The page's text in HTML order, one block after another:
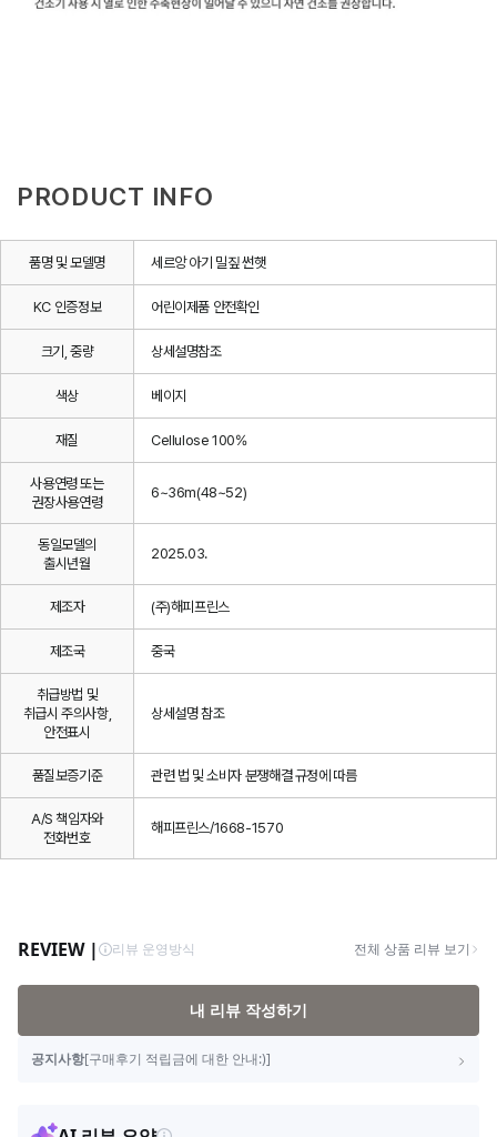
PRODUCT INFO
품명 및 모델명 세르앙 아기 밀짚 썬햇
KC 인증정보 어린이제품 안전확인
크기, 중량 상세설명참조
색상 베이지
재질 Cellulose 100%
사용연령 또는
권장사용연령
6~36m(48~52)
동일모델의
출시년월
2025.03.
제조자 (주)해피프린스
제조국 중국
취급방법 및
취급시 주의사항,
안전표시
상세설명 참조
품질보증기준 관련 법 및 소비자 분쟁해결 규정에 따름
A/S 책임자와
전화번호
해피프린스/1668-1570